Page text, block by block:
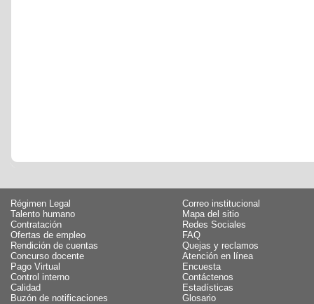
Régimen Legal
Talento humano
Contratación
Ofertas de empleo
Rendición de cuentas
Concurso docente
Pago Virtual
Control interno
Calidad
Buzón de notificaciones
Correo institucional
Mapa del sitio
Redes Sociales
FAQ
Quejas y reclamos
Atención en línea
Encuesta
Contáctenos
Estadísticas
Glosario